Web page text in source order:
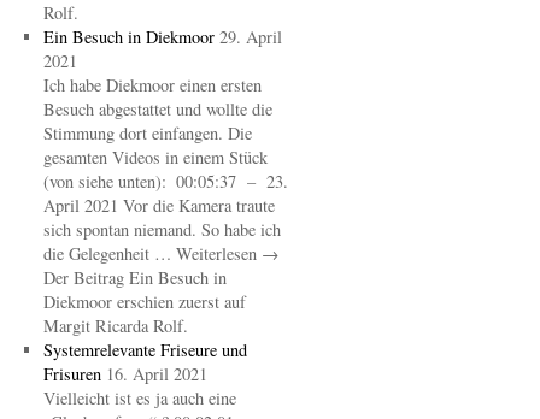
Rolf.
Ein Besuch in Diekmoor 29. April
2021
Ich habe Diekmoor einen ersten
Besuch abgestattet und wollte die
Stimmung dort einfangen. Die
gesamten Videos in einem Stück
(von siehe unten): 00:05:37 – 23.
April 2021 Vor die Kamera traute
sich spontan niemand. So habe ich
die Gelegenheit … Weiterlesen →
Der Beitrag Ein Besuch in
Diekmoor erschien zuerst auf
Margit Ricarda Rolf.
Systemrelevante Friseure und
Frisuren 16. April 2021
Vielleicht ist es ja auch eine